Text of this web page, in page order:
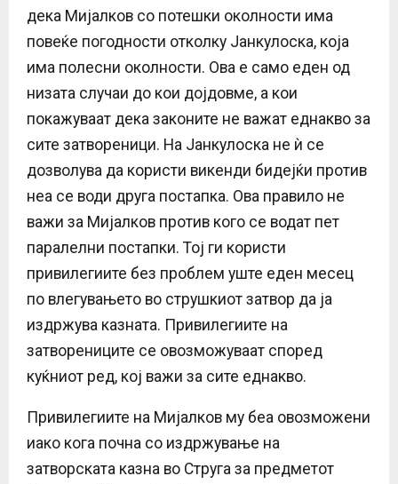
дека Мијалков со потешки околности има
повеќе погодности отколку Јанкулоска, која
има полесни околности. Ова е само еден од
низата случаи до кои дојдовме, а кои
покажуваат дека законите не важат еднакво за
сите затвореници. На Јанкулоска не ѝ се
дозволува да користи викенди бидејќи против
неа се води друга постапка. Ова правило не
важи за Мијалков против кого се водат пет
паралелни постапки. Тој ги користи
привилегиите без проблем уште еден месец
по влегувањето во струшкиот затвор да ја
издржува казната. Привилегиите на
затворениците се овозможуваат според
куќниот ред, кој важи за сите еднакво.
Привилегиите на Мијалков му беа овозможени
иако кога почна со издржување на
затворската казна во Струга за предметот